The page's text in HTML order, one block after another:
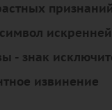
признаний
- знак
извинение